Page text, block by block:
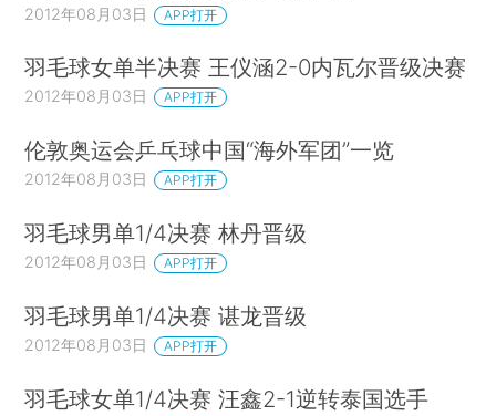
2012年08月03日 APP打开
羽毛球女单半决赛 王仪涵2-0内瓦尔晋级决赛
2012年08月03日 APP打开
伦敦奥运会乒乓球中国“海外军团”一览
2012年08月03日 APP打开
羽毛球男单1/4决赛 林丹晋级
2012年08月03日 APP打开
羽毛球男单1/4决赛 谌龙晋级
2012年08月03日 APP打开
羽毛球女单1/4决赛 汪鑫2-1逆转泰国选手